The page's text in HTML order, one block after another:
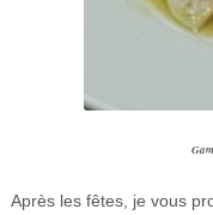
Après les fêtes, je vous